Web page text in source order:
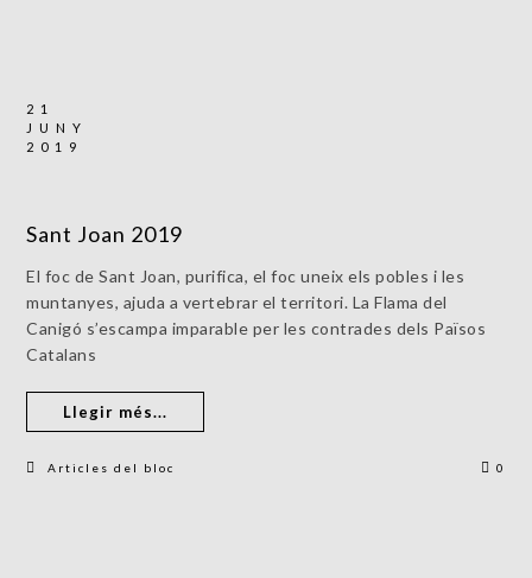
21
JUNY
2019
Sant Joan 2019
El foc de Sant Joan, purifica, el foc uneix els pobles i les
muntanyes, ajuda a vertebrar el territori. La Flama del
Canigó s’escampa imparable per les contrades dels Països
Catalans
Llegir més...
Articles del bloc 0